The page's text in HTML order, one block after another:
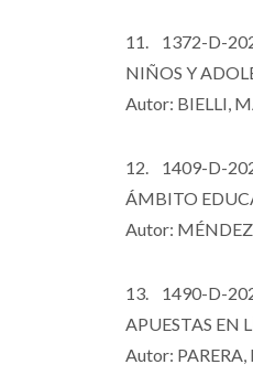
11. 1372-D-
NIÑOS Y
Autor: BIELLI,
12. 1409-D-
ÁMBITO
Autor:
13. 1490-D-
APUESTAS EN
Autor: